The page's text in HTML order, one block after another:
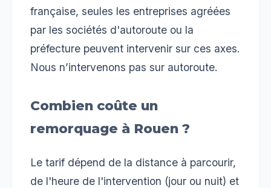
française, seules les entreprises agréées
par les sociétés d'autoroute ou la
préfecture peuvent intervenir sur ces axes.
Nous n’intervenons pas sur autoroute.
Combien coûte un
remorquage à Rouen ?
Le tarif dépend de la distance à parcourir,
de l'heure de l'intervention (jour ou nuit) et